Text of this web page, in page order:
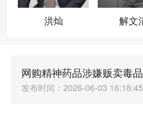
洪灿 解文
网购精神药品涉嫌贩卖毒
发布时间：2026-06-03 16:18:45